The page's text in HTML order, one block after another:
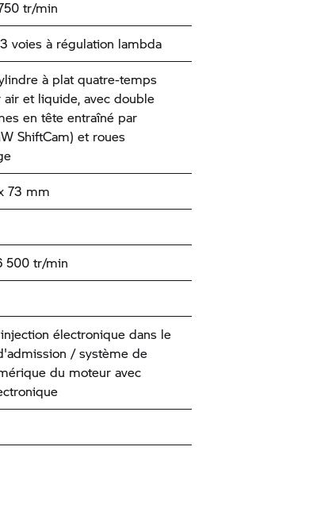
tr/min
voies à régulation lambda
à plat quatre-temps
et liquide, avec double
en tête entraîné par
ShiftCam) et roues
73 mm
500 tr/min
électronique dans le
/ système de
du moteur avec